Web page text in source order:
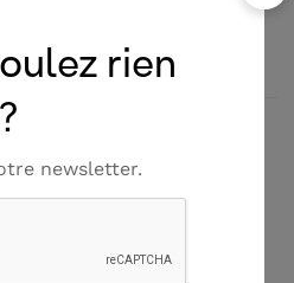
rien
newsletter.